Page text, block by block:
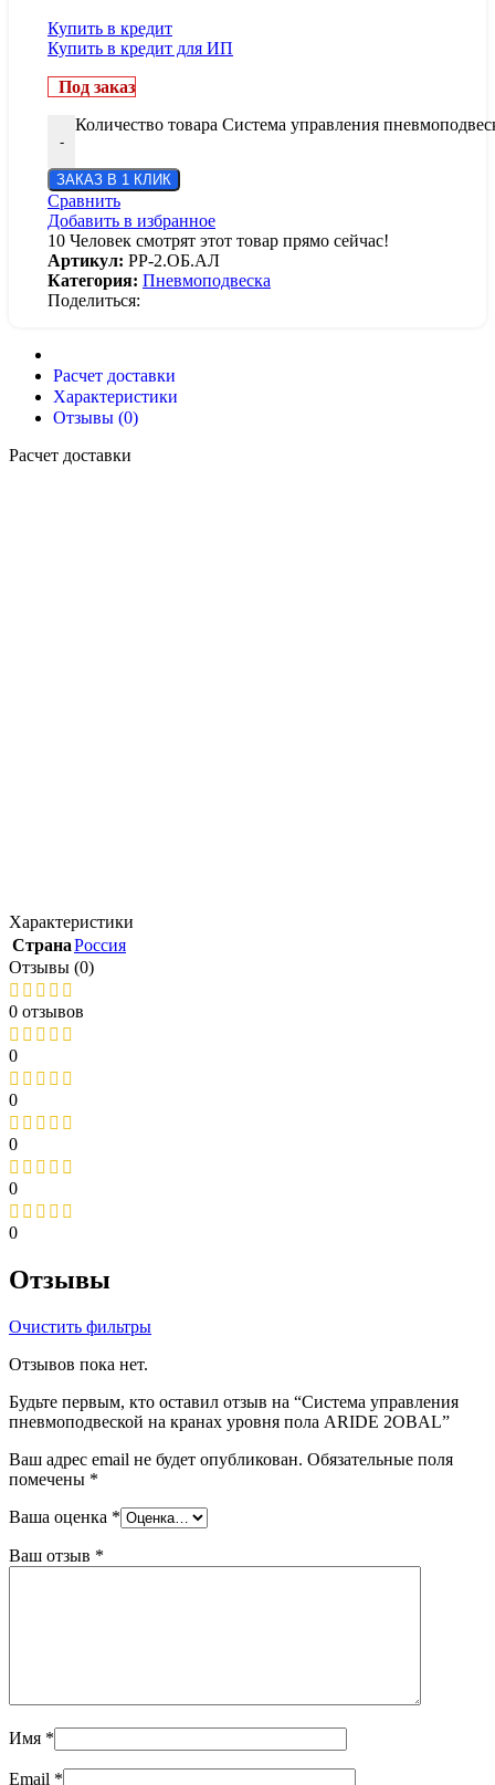
Купить в кредит
Купить в кредит для ИП
Под заказ
-
Количество товара Система управления
ЗАКАЗ В 1 КЛИК
Сравнить
Добавить в избранное
10 Человек смотрят этот товар прямо сейчас!
Артикул: PP-2.ОБ.АЛ
Категория: Пневмоподвеска
Поделиться:
Расчет доставки
Характеристики
Отзывы (0)
Расчет доставки
Характеристики
СтранаРоссия
Отзывы (0)
0 отзывов
0
0
0
0
0
Отзывы
Очистить фильтры
Отзывов пока нет.
Будьте первым, кто оставил отзыв на “Система управления
пневмоподвеской на кранах уровня пола ARIDE 2OBAL”
Ваш адрес email не будет опубликован. Обязательные поля
помечены *
Ваша оценка *
Ваш отзыв *
Имя *
Email *